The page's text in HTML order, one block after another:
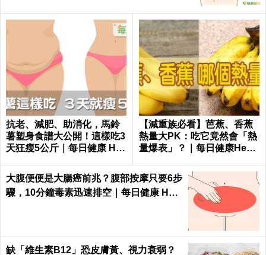
抗老、減肥、助消化，馬鈴
薯塑身食譜大公開！這樣吃3
天狂瘦5公斤｜每日健康 Hea
【減重族必看】芭蕉、香蕉
熱量大PK：吃它竟然會「熱
量爆表」？｜每日健康Healt
大腹便便是大腸癌前兆？腹部按摩只要6步
驟，10分鐘毒素迅速排空｜每日健康 Heal
缺「維生素B12」恐皮膚黃、視力衰弱？